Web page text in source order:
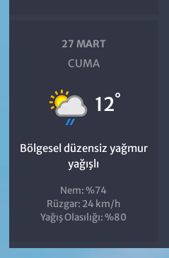
27 MART
CUMA
12°
Bölgesel düzensiz yağmur
yağışlı
Nem: %74
Rüzgar: 24 km/h
Yağış Olasılığı: %80